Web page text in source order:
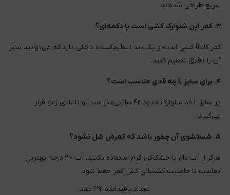
سریع طراحی شده‌اند.
۳. کمر این شلوارک کشی است یا دکمه‌ای؟
کمر کاملاً کشی است و یک بند تنظیم‌کننده داخلی دارد که می‌توانید سایز
آن را دقیق تنظیم کنید.
۴. برای سایز L چه قدی مناسب است؟
در سایز L قد شلوارک حدود ۴۲ سانتی‌متر است و تا بالای زانو قرار
می‌گیرد.
۵. شستشوی آن چطور باشد که کمرش شل نشود؟
هرگز از آب داغ یا خشک‌کن گرم استفاده نکنید. آب ۳۰ درجه بهترین
دماست تا خاصیت کشسانی کش کمر حفظ شود.
تعداد باقیمانده: ۳۹ عدد